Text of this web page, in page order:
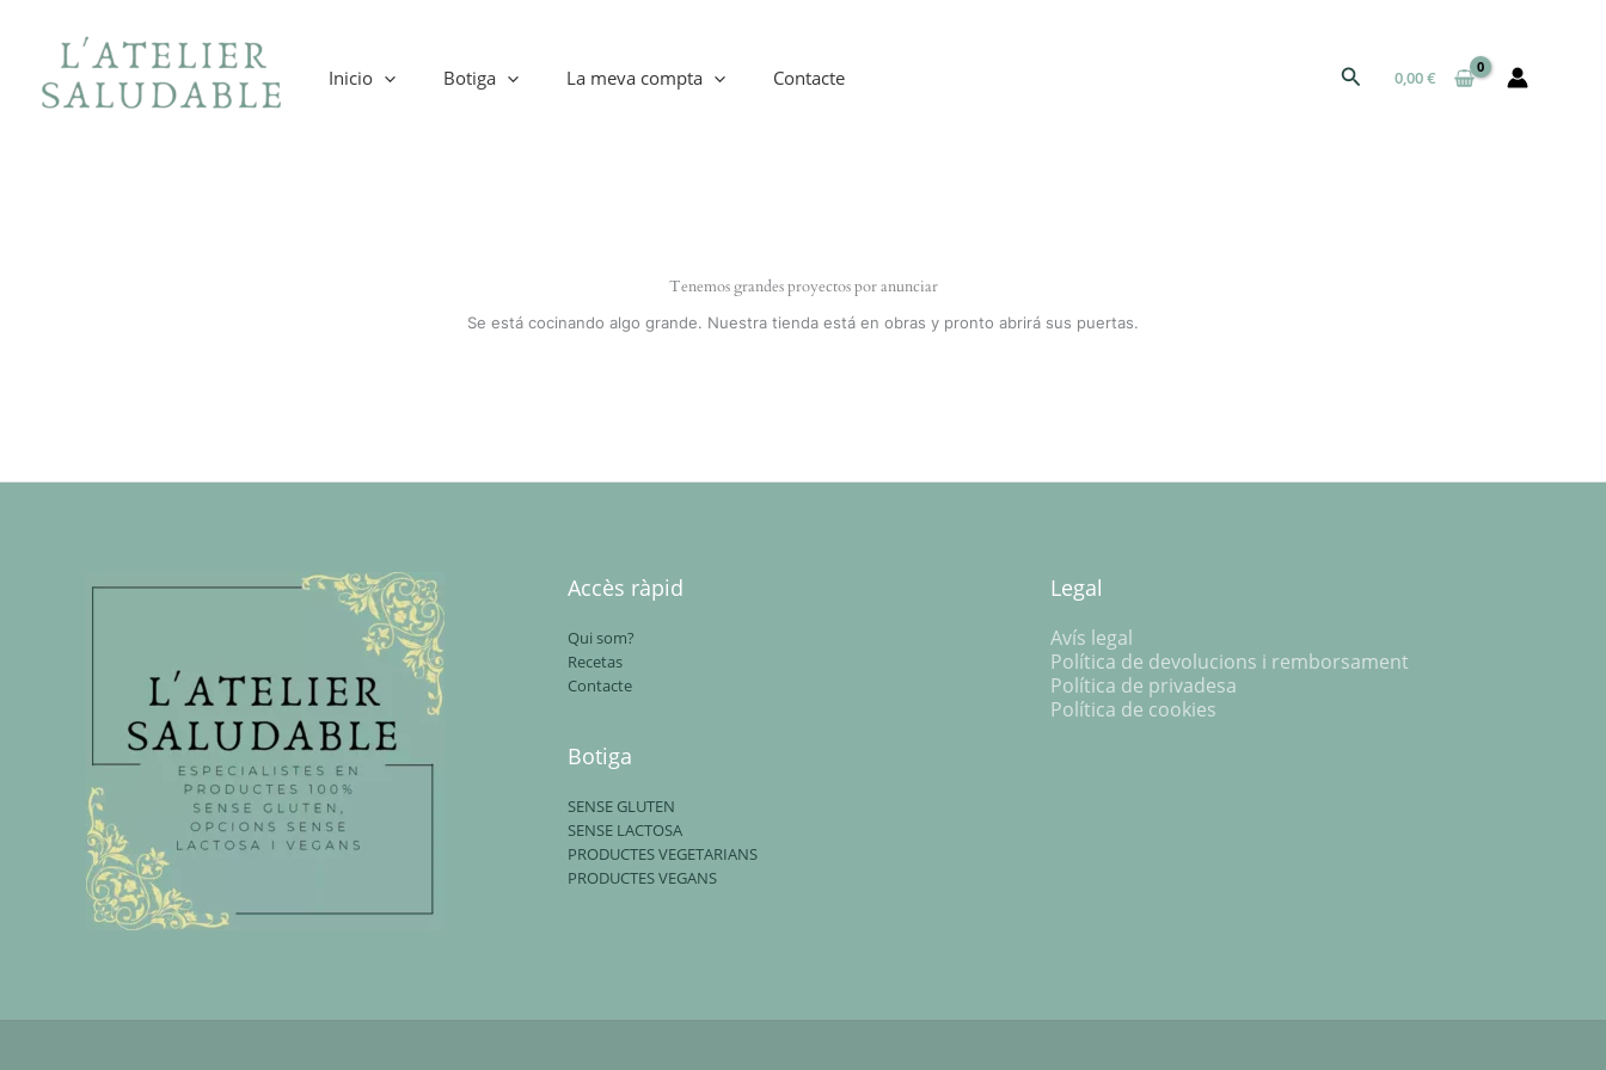
contenido
Inicio Botiga La meva compta Contacte Buscar0,00€
Tenemos grandes proyectos por anunciar
Se está cocinando algo grande. Nuestra tienda está en obras y pronto abrirá sus puertas.
Accès ràpid
Qui som?
Recetas
Contacte
Botiga
SENSE GLUTEN
SENSE LACTOSA
PRODUCTES VEGETARIANS
PRODUCTES VEGANS
Legal
Avís legal
Política de devolucions i remborsament
Política de privadesa
Política de cookies